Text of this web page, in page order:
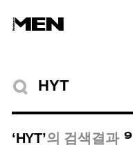
검색결과
‘HYT’의 검색결과 9